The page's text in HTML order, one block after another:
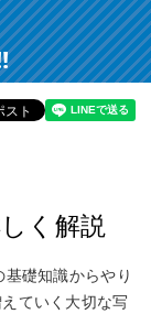
く解説
礎知識からやり
ていく大切な写